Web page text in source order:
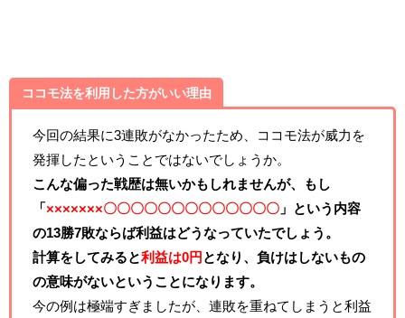
ココモ法を利用した方がいい理由
今回の結果に3連敗がなかったため、ココモ法が威力を
発揮したということではないでしょうか。
こんな偏った戦歴は無いかもしれませんが、もし
「 ×××××××〇〇〇〇〇〇〇〇〇〇〇〇〇」という内容
の13勝7敗ならば利益はどうなっていたでしょう。
計算をしてみると利益は0円 となり、負けはしないもの
の意味がないということになります。
今の例は極端すぎましたが、連敗を重ねてしまうと利益